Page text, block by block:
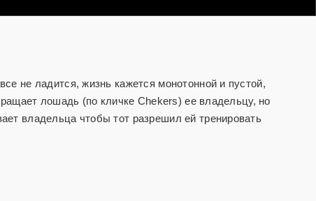
не ладится, жизнь кажется монотонной и пустой,
лошадь (по кличке Chekers) ее владельцу, но
владельца чтобы тот разрешил ей тренировать